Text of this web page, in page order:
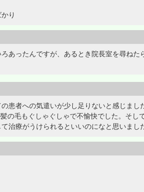
り
あったんですが、あるとき院長室を尋ね
患者への気遣いが少し足りないと感じまし
の毛もぐしゃぐしゃで不愉快でした。そし
治療がうけられるといいのになと思いまし